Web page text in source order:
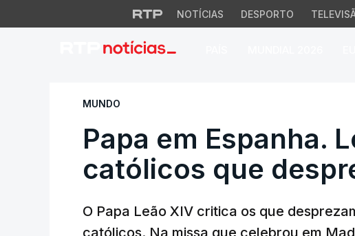
NOTÍCIAS DESPORTO
Papa em Espanha.
MUNDO
Papa em Espanha.
católicos que
O Papa Leão XIV critica os que
católicos. Na missa que celebrou em